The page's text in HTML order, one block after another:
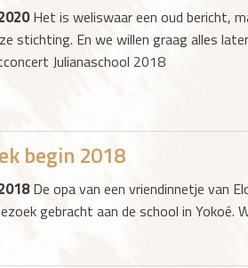
Het is weliswaar een oud bericht,
stichting. En we willen graag alles
Julianaschool 2018
begin 2018
De opa van een vriendinnetje van
gebracht aan de school in Yokoé.